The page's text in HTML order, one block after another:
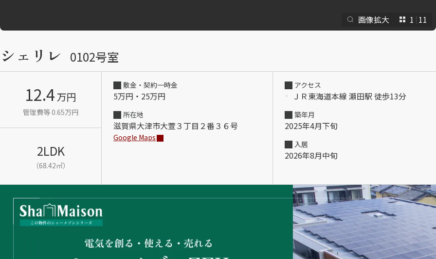
画像拡大 1 11
シェリレ 0102号室
12.4万円
管理費等 0.65万円
2LDK
（68.42㎡）
敷金・契約一時金
5万円・25万円
所在地
滋賀県大津市大萱３丁目２番３６号
Google Maps
アクセス
ＪＲ東海道本線 瀬田駅 徒歩13分
築年月
2025年4月下旬
入居
2026年8月中旬